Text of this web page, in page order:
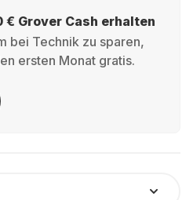
€ Grover Cash erhalten
bei Technik zu sparen,
ersten Monat gratis.